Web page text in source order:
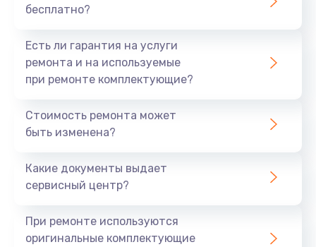
бесплатно?
Есть ли гарантия на услуги
ремонта и на используемые
при ремонте комплектующие?
Стоимость ремонта может
быть изменена?
Какие документы выдает
сервисный центр?
При ремонте используются
оригинальные комплектующие